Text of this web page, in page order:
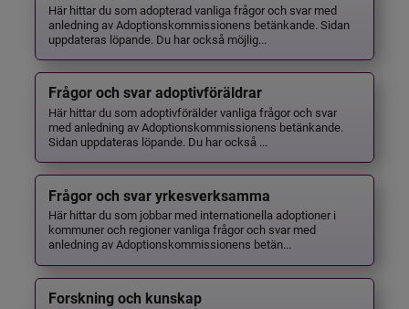
Här hittar du som adopterad vanliga frågor och svar med
anledning av Adoptionskommissionens betänkande. Sidan
uppdateras löpande. Du har också möjlig...
Frågor och svar adoptivföräldrar
Här hittar du som adoptivförälder vanliga frågor och svar
med anledning av Adoptionskommissionens betänkande.
Sidan uppdateras löpande. Du har också ...
Frågor och svar yrkesverksamma
Här hittar du som jobbar med internationella adoptioner i
kommuner och regioner vanliga frågor och svar med
anledning av Adoptionskommissionens betän...
Forskning och kunskap